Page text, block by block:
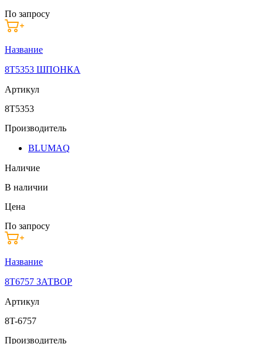
По запросу
Название
8T5353 ШПОНКА
Артикул
8T5353
Производитель
BLUMAQ
Наличие
В наличии
Цена
По запросу
Название
8T6757 ЗАТВОР
Артикул
8T-6757
Производитель